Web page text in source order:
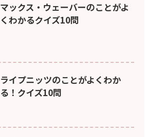
マックス・ウェーバーのことがよ
くわかるクイズ10問
ライプニッツのことがよくわか
る！クイズ10問